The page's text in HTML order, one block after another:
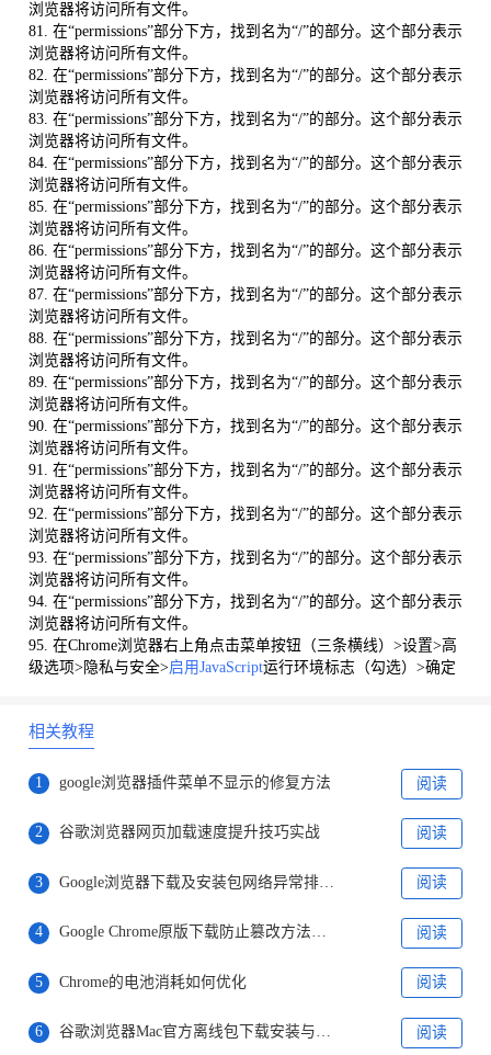
浏览器将访问所有文件。
81. 在“permissions”部分下方，找到名为“/”的部分。这个部分表示
浏览器将访问所有文件。
82. 在“permissions”部分下方，找到名为“/”的部分。这个部分表示
浏览器将访问所有文件。
83. 在“permissions”部分下方，找到名为“/”的部分。这个部分表示
浏览器将访问所有文件。
84. 在“permissions”部分下方，找到名为“/”的部分。这个部分表示
浏览器将访问所有文件。
85. 在“permissions”部分下方，找到名为“/”的部分。这个部分表示
浏览器将访问所有文件。
86. 在“permissions”部分下方，找到名为“/”的部分。这个部分表示
浏览器将访问所有文件。
87. 在“permissions”部分下方，找到名为“/”的部分。这个部分表示
浏览器将访问所有文件。
88. 在“permissions”部分下方，找到名为“/”的部分。这个部分表示
浏览器将访问所有文件。
89. 在“permissions”部分下方，找到名为“/”的部分。这个部分表示
浏览器将访问所有文件。
90. 在“permissions”部分下方，找到名为“/”的部分。这个部分表示
浏览器将访问所有文件。
91. 在“permissions”部分下方，找到名为“/”的部分。这个部分表示
浏览器将访问所有文件。
92. 在“permissions”部分下方，找到名为“/”的部分。这个部分表示
浏览器将访问所有文件。
93. 在“permissions”部分下方，找到名为“/”的部分。这个部分表示
浏览器将访问所有文件。
94. 在“permissions”部分下方，找到名为“/”的部分。这个部分表示
浏览器将访问所有文件。
95. 在Chrome浏览器右上角点击菜单按钮（三条横线）>设置>高
级选项>隐私与安全>启用JavaScript运行环境标志（勾选）>确定
相关教程
1 google浏览器插件菜单不显示的修复方法 阅读
2 谷歌浏览器网页加载速度提升技巧实战 阅读
3 Google浏览器下载及安装包网络异常排查方法 阅读
4 Google Chrome原版下载防止篡改方法说明 阅读
5 Chrome的电池消耗如何优化 阅读
6 谷歌浏览器Mac官方离线包下载安装与优化 阅读